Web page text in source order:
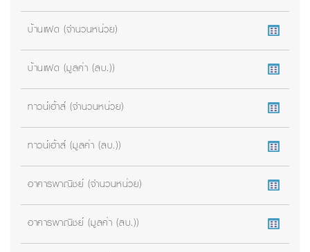
บ้านแฝด (จำนวนหน่วย)
บ้านแฝด (มูลค่า (ลบ.))
ทาวน์เฮ้าส์ (จำนวนหน่วย)
ทาวน์เฮ้าส์ (มูลค่า (ลบ.))
อาคารพาณิชย์ (จำนวนหน่วย)
อาคารพาณิชย์ (มูลค่า (ลบ.))